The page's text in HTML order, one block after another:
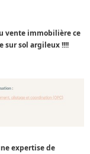
vente immobilière ce
sur sol argileux !!!!
expertise de